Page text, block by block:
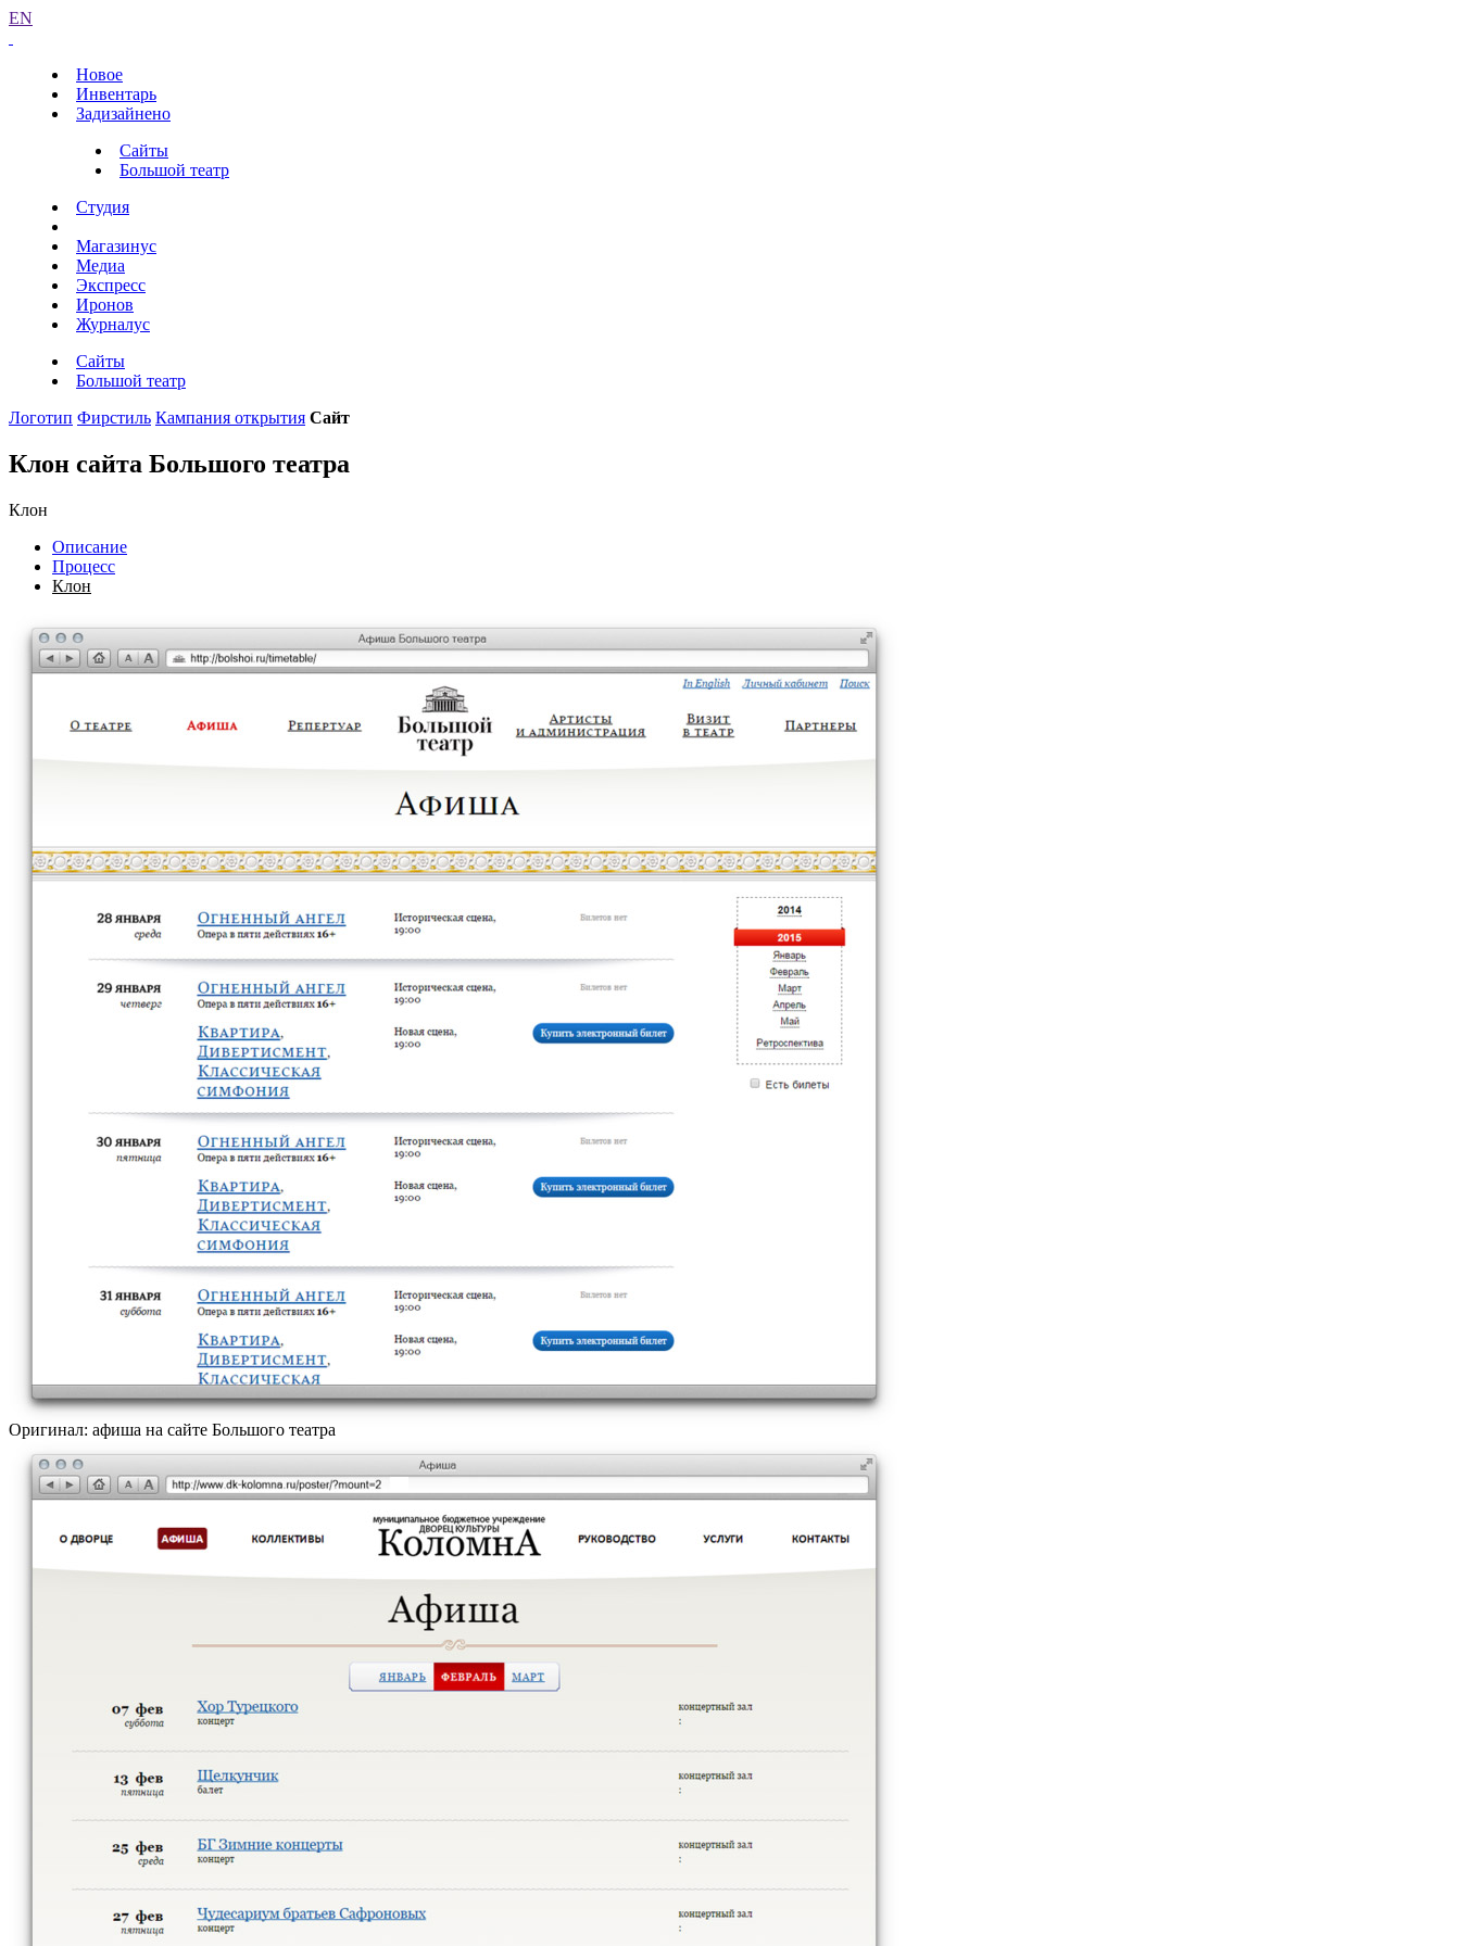
EN
Новое
Инвентарь
Задизайнено
Сайты
Большой театр
Студия
Магазинус
Медиа
Экспресс
Иронов
Журналус
Сайты
Большой театр
Логотип Фирстиль Кампания открытия Сайт
Клон сайта Большого театра
Клон
Описание
Процесс
Клон
Оригинал: афиша на сайте Большого театра